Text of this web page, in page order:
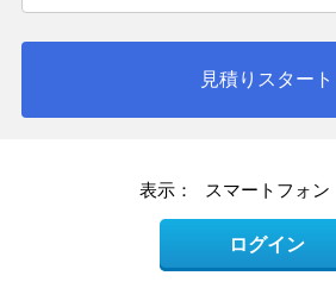
見積りスタート
表示： スマートフォン
ログイン